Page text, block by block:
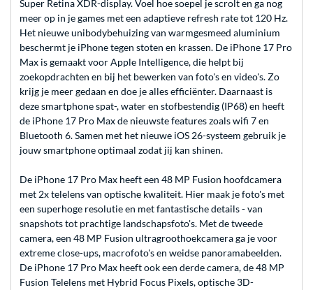
Super Retina XDR-display. Voel hoe soepel je scrolt en ga nog
meer op in je games met een adaptieve refresh rate tot 120 Hz.
Het nieuwe unibodybehuizing van warmgesmeed aluminium
beschermt je iPhone tegen stoten en krassen. De iPhone 17 Pro
Max is gemaakt voor Apple Intelligence, die helpt bij
zoekopdrachten en bij het bewerken van foto's en video's. Zo
krijg je meer gedaan en doe je alles efficiënter. Daarnaast is
deze smartphone spat-, water en stof­bestendig (IP68) en heeft
de iPhone 17 Pro Max de nieuwste features zoals wifi 7 en
Bluetooth 6. Samen met het nieuwe iOS 26-systeem gebruik je
jouw smartphone optimaal zodat jij kan shinen.
De iPhone 17 Pro Max heeft een 48 MP Fusion hoofdcamera
met 2x telelens van optische kwaliteit. Hier maak je foto's met
een superhoge resolutie en met fantastische details - van
snapshots tot prachtige landschapsfoto's. Met de tweede
camera, een 48 MP Fusion ultragroothoekcamera ga je voor
extreme close-ups, macrofoto's en weidse panoramabeelden.
De iPhone 17 Pro Max heeft ook een derde camera, de 48 MP
Fusion Telelens met Hybrid Focus Pixels, optische 3D-